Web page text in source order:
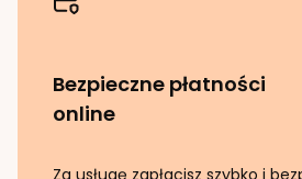
Bezpieczne płatności
online
Za usługę zapłacisz szybko i